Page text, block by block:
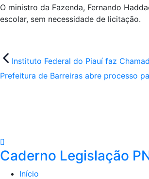
O ministro da Fazenda, Fernando
escolar, sem necessidade de licitação.
Navegação
de
Instituto Federal do Piauí faz
Prefeitura de Barreiras abre processo
Caderno Legislação
Início